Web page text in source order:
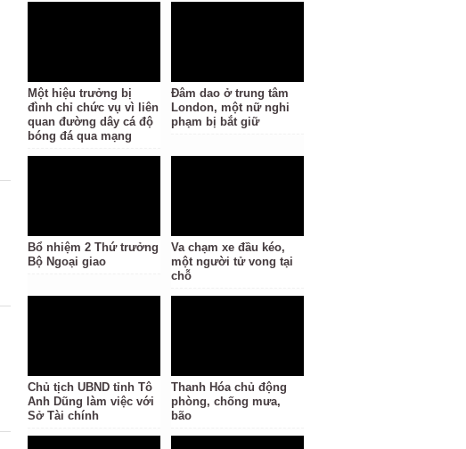
Một hiệu trưởng bị
đình chỉ chức vụ vì liên
quan đường dây cá độ
bóng đá qua mạng
Đâm dao ở trung tâm
London, một nữ nghi
phạm bị bắt giữ
Bổ nhiệm 2 Thứ trưởng
Bộ Ngoại giao
Va chạm xe đầu kéo,
một người tử vong tại
chỗ
Chủ tịch UBND tỉnh Tô
Anh Dũng làm việc với
Sở Tài chính
Thanh Hóa chủ động
phòng, chống mưa,
bão